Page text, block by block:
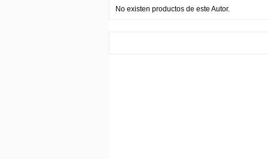
No existen productos de este Autor.